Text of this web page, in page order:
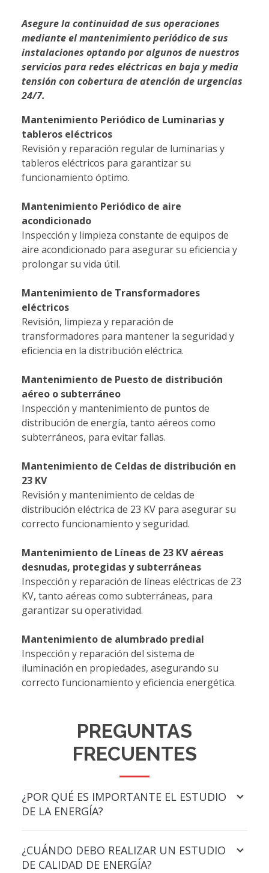
Asegure la continuidad de sus operaciones
mediante el mantenimiento periódico de sus
instalaciones optando por algunos de nuestros
servicios para redes eléctricas en baja y media
tensión con cobertura de atención de urgencias
24/7.
Mantenimiento Periódico de Luminarias y
tableros eléctricos
Revisión y reparación regular de luminarias y
tableros eléctricos para garantizar su
funcionamiento óptimo.
Mantenimiento Periódico de aire
acondicionado
Inspección y limpieza constante de equipos de
aire acondicionado para asegurar su eficiencia y
prolongar su vida útil.
Mantenimiento de Transformadores
eléctricos
Revisión, limpieza y reparación de
transformadores para mantener la seguridad y
eficiencia en la distribución eléctrica.
Mantenimiento de Puesto de distribución
aéreo o subterráneo
Inspección y mantenimiento de puntos de
distribución de energía, tanto aéreos como
subterráneos, para evitar fallas.
Mantenimiento de Celdas de distribución en
23 KV
Revisión y mantenimiento de celdas de
distribución eléctrica de 23 KV para asegurar su
correcto funcionamiento y seguridad.
Mantenimiento de Líneas de 23 KV aéreas
desnudas, protegidas y subterráneas
Inspección y reparación de líneas eléctricas de 23
KV, tanto aéreas como subterráneas, para
garantizar su operatividad.
Mantenimiento de alumbrado predial
Inspección y reparación del sistema de
iluminación en propiedades, asegurando su
correcto funcionamiento y eficiencia energética.
PREGUNTAS
FRECUENTES
¿POR QUÉ ES IMPORTANTE EL ESTUDIO
DE LA ENERGÍA?
¿CUÁNDO DEBO REALIZAR UN ESTUDIO
DE CALIDAD DE ENERGÍA?